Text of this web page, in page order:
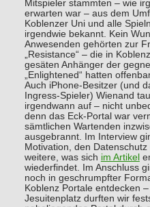
Mitspieler stammten – wie
erwarten war – aus dem
Koblenzer Uni und alle
irgendwie bekannt. Kein
Anwesenden gehörten zur
„Resistance“ – die in
gesäten Anhänger der
„Enlightened“ hatten
Auch iPhone-Besitzer (und
Ingress-Spieler) Wienand
irgendwann auf – nicht
denn das Eck-Portal war
sämtlichen Wartenden
ausgebrannt. Im Interview
Motivation, den Datenschutz
weitere, was sich im Artikel
wiederfindet. Im Anschluss
noch in geschrumpfter
Koblenz Portale entdecken
Jesuitenplatz durften wir